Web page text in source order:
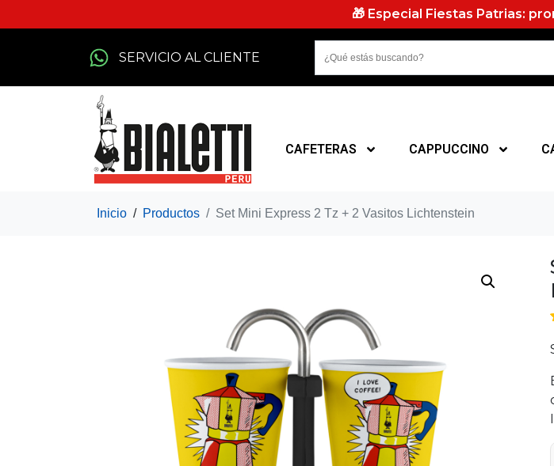
🎁 Especial Fiestas Patrias:
SERVICIO AL CLIENTE
CAFETERAS CAPPUCCINO
Inicio Productos Set Mini Express 2 Tz + 2 Vasitos Lichtenstein